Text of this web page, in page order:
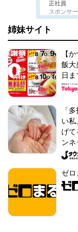
正社員
スポンサ
姉妹サイト
【
飯大
日ま
「
い
げ
ンネ
ゼロ